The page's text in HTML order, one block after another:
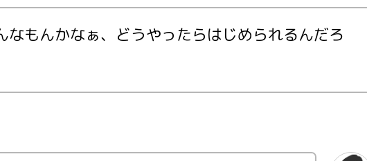
なもんかなぁ、どうやったらはじめられるんだろ